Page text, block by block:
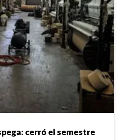
cerró el semestre